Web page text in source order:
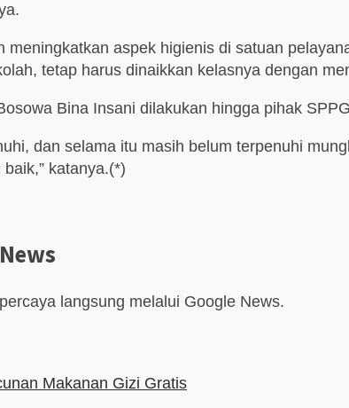
meningkatkan aspek higienis di satuan
tetap harus dinaikkan kelasnya dengan
Bina Insani dilakukan hingga pihak
dan selama itu masih belum terpenuhi
katanya.(*)
langsung melalui Google News.
Makanan Gizi Gratis